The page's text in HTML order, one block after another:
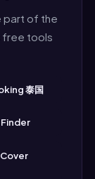
part of the
free tools
泰国